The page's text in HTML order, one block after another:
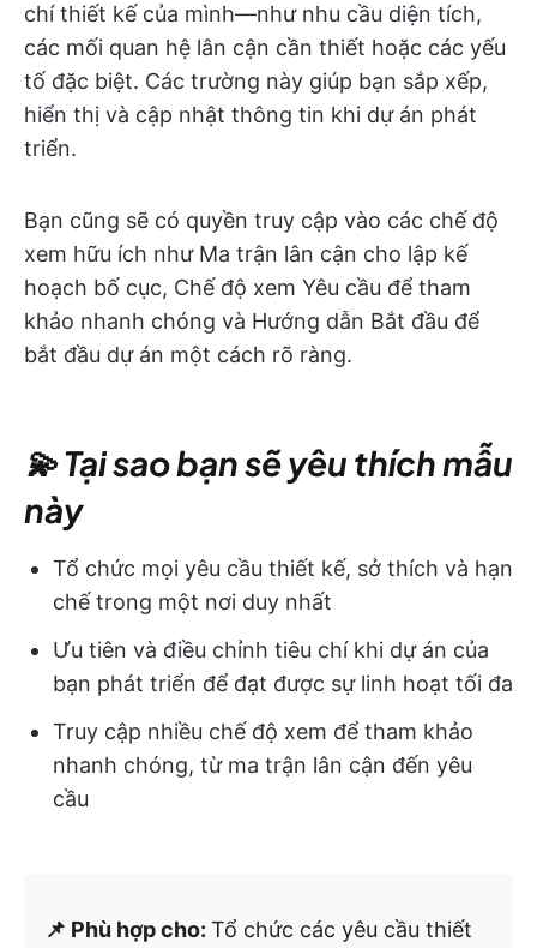
chí thiết kế của mình—như nhu cầu diện tích,
các mối quan hệ lân cận cần thiết hoặc các yếu
tố đặc biệt. Các trường này giúp bạn sắp xếp,
hiển thị và cập nhật thông tin khi dự án phát
triển.
Bạn cũng sẽ có quyền truy cập vào các chế độ
xem hữu ích như Ma trận lân cận cho lập kế
hoạch bố cục, Chế độ xem Yêu cầu để tham
khảo nhanh chóng và Hướng dẫn Bắt đầu để
bắt đầu dự án một cách rõ ràng.
💫 Tại sao bạn sẽ yêu thích mẫu
này
Tổ chức mọi yêu cầu thiết kế, sở thích và hạn
chế trong một nơi duy nhất
Ưu tiên và điều chỉnh tiêu chí khi dự án của
bạn phát triển để đạt được sự linh hoạt tối đa
Truy cập nhiều chế độ xem để tham khảo
nhanh chóng, từ ma trận lân cận đến yêu
cầu
📌 Phù hợp cho: Tổ chức các yêu cầu thiết